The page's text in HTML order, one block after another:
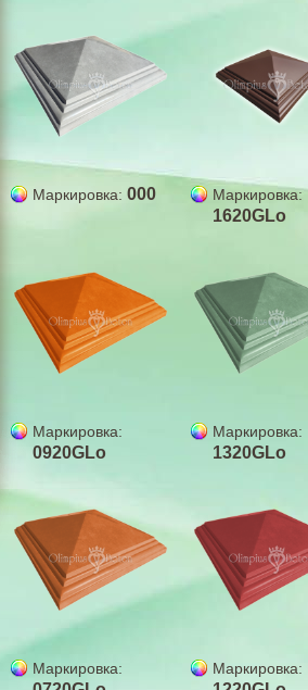
Крышки для заборов
ВОРОТА КАЛИТКИ РЕШЕТКИ
Шлакоблок
Бордюры,водостоки
Теплые плитки Полифасад
Цемент, оптовая цена
Оформление заказа
Укладка тротуарной плитки
Технология
Щебень в Николаеве
Бутовый камень из карьера
Маркировка: 000 Маркировка:
1620GLo
Маркировка:
0920GLo
Маркировка:
1320GLo
Маркировка: Маркировка: